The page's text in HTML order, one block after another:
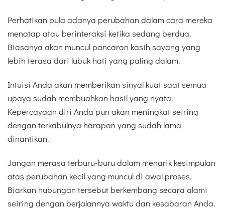
Perhatikan pula adanya perubahan dalam cara mereka
menatap atau berinteraksi ketika sedang berdua.
Biasanya akan muncul pancaran kasih sayang yang
lebih terasa dari lubuk hati yang paling dalam.
Intuisi Anda akan memberikan sinyal kuat saat semua
upaya sudah membuahkan hasil yang nyata.
Kepercayaan diri Anda pun akan meningkat seiring
dengan terkabulnya harapan yang sudah lama
dinantikan.
Jangan merasa terburu-buru dalam menarik kesimpulan
atas perubahan kecil yang muncul di awal proses.
Biarkan hubungan tersebut berkembang secara alami
seiring dengan berjalannya waktu dan kesabaran Anda.